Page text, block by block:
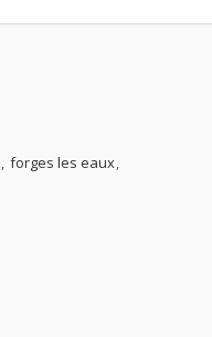
forges les eaux